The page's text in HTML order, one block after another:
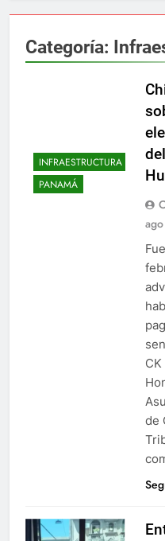
Categoría:
INFRAESTRUCTURA
PANAMÁ
ago
de